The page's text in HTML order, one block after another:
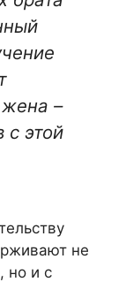
–
с этой
не
но и с